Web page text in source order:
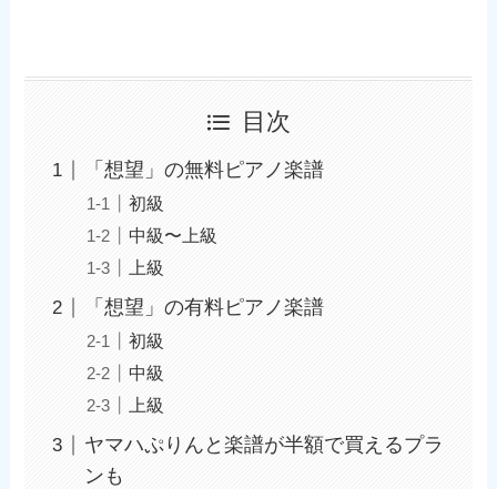
目次
「想望」の無料ピアノ楽譜
初級
中級〜上級
上級
「想望」の有料ピアノ楽譜
初級
中級
上級
ヤマハぷりんと楽譜が半額で買えるプラ
ンも